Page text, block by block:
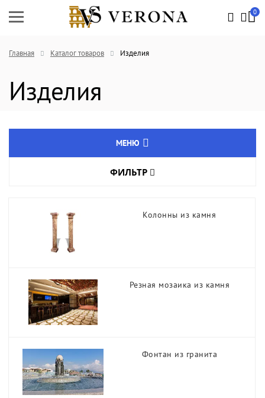
0
Главная Каталог товаров Изделия
Изделия
МЕНЮ
Кварцевый агломерат
Колонны из камня
Резная мозаика из камня
Фонтан из гранита
ФИЛЬТР
Длина, мм
Колонны из камня
Резная мозаика из камня
Фонтан из гранита